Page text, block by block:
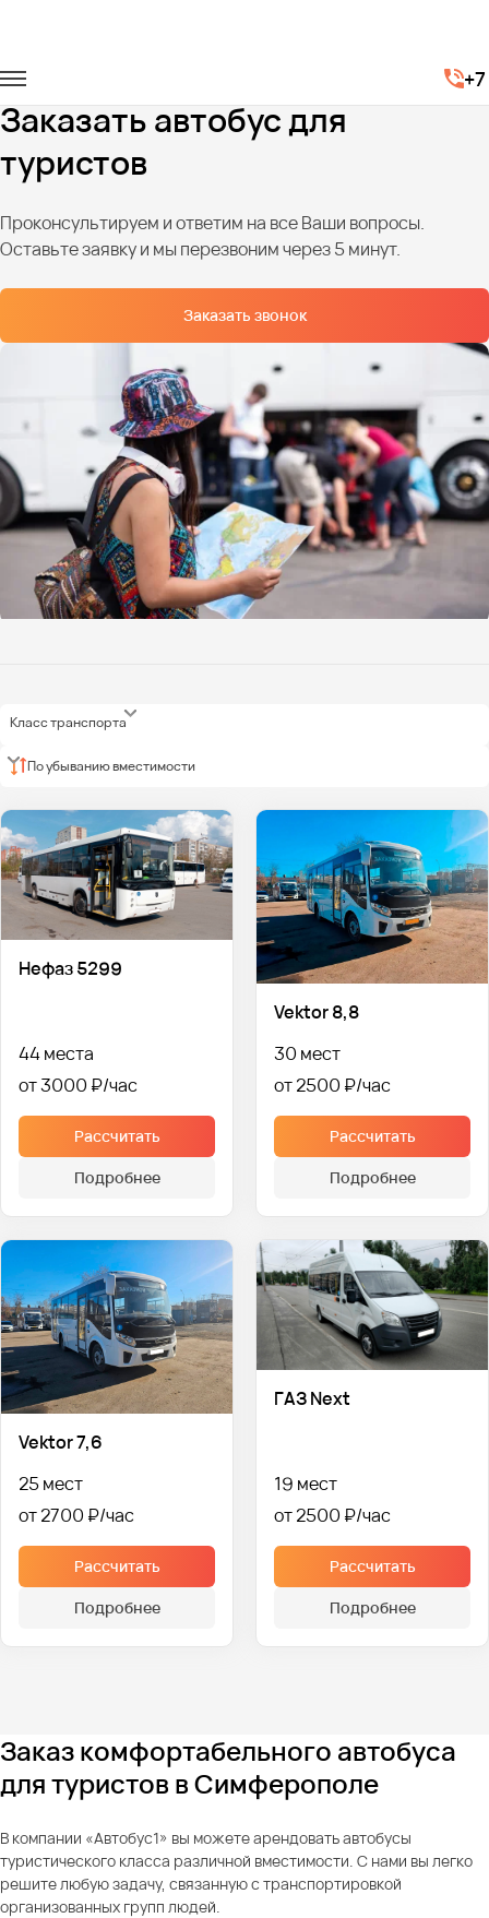
Автобус для туристов
Заказать автобус для
туристов
Проконсультируем и ответим на все Ваши вопросы.
Оставьте заявку и мы перезвоним через 5 минут.
Заказать звонок
Класс транспорта
По убыванию вместимости
Нефаз 5299
44 места
от 3000 ₽
Рассчитать
Подробнее
Vektor 8,8
30 мест
от 2500 ₽
Рассчитать
Подробнее
Vektor 7,6
25 мест
от 2700 ₽
Рассчитать
Подробнее
ГАЗ Next
19 мест
от 2500 ₽
Рассчитать
Подробнее
Заказ комфортабельного автобуса
для туристов в Симферополе
В компании «Автобус1» вы можете арендовать автобусы
туристического класса различной вместимости. С нами вы легко
решите любую задачу, связанную с транспортировкой
организованных групп людей.